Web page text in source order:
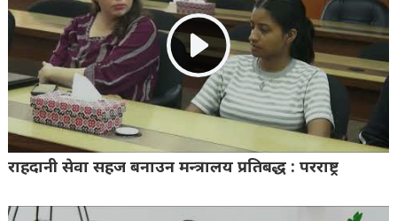
राहदानी सेवा सहज बनाउन मन्त्रालय प्रतिबद्ध : परराष्ट्र